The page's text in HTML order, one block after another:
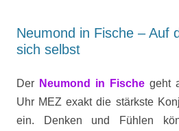
Neumond in Fische – Auf
sich selbst
Der Neumond in Fische geht
Uhr MEZ exakt die stärkste
ein. Denken und Fühlen